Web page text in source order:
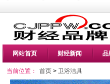
网站首页 财经新闻 品
当前位置： 首页 > 卫浴洁具